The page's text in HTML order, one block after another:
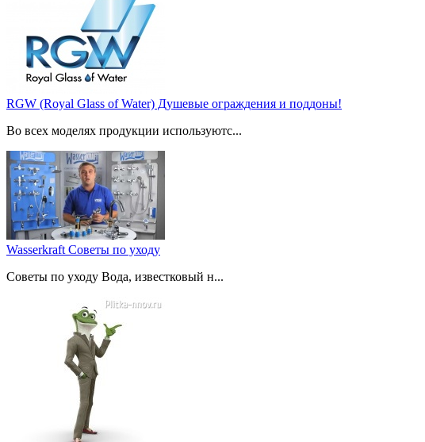
RGW (Royal Glass of Water) Душевые ограждения и поддоны!
Во всех моделях продукции используютс...
Wasserkraft Советы по уходу
Советы по уходу Вода, известковый н...